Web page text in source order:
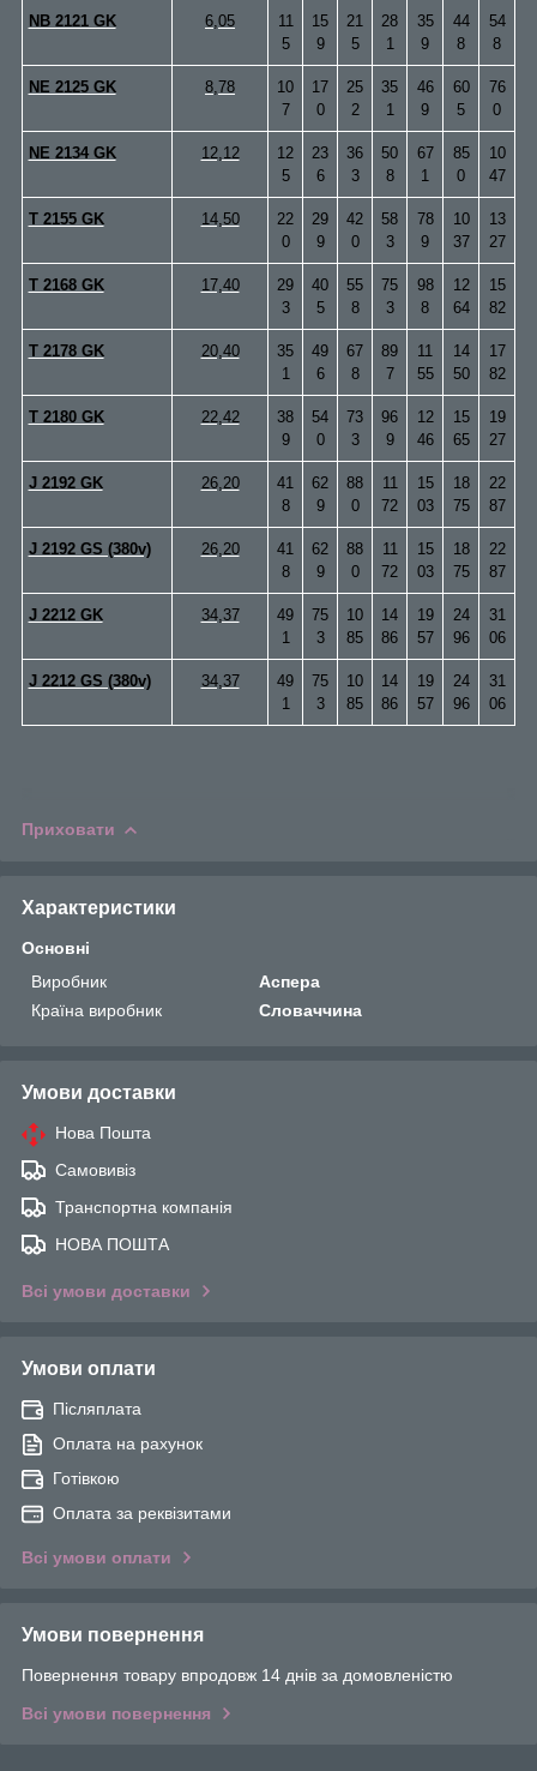
NB 2121 GK 6,05
11
5
15
9
21
5
28
1
35
9
44
8
54
8
NE 2125 GK 8,78
10
7
17
0
25
2
35
1
46
9
60
5
76
0
NE 2134 GK 12,12
12
5
23
6
36
3
50
8
67
1
85
0
10
47
T 2155 GK 14,50
22
0
29
9
42
0
58
3
78
9
10
37
13
27
T 2168 GK 17,40
29
3
40
5
55
8
75
3
98
8
12
64
15
82
T 2178 GK 20,40
35
1
49
6
67
8
89
7
11
55
14
50
17
82
T 2180 GK 22,42
38
9
54
0
73
3
96
9
12
46
15
65
19
27
J 2192 GK 26,20
41
8
62
9
88
0
11
72
15
03
18
75
22
87
J 2192 GS (380v) 26,20
41
8
62
9
88
0
11
72
15
03
18
75
22
87
J 2212 GK 34,37
49
1
75
3
10
85
14
86
19
57
24
96
31
06
J 2212 GS (380v) 34,37
49
1
75
3
10
85
14
86
19
57
24
96
31
06
Приховати
Характеристики
Основні
Виробник
Аспера
Країна виробник
Словаччина
Умови доставки
Нова Пошта
Самовивіз
Транспортна компанія
НОВА ПОШТА
Всі умови доставки
Умови оплати
Післяплата
Оплата на рахунок
Готівкою
Оплата за реквізитами
Всі умови оплати
Умови повернення
Повернення товару впродовж 14 днів за домовленістю
Всі умови повернення